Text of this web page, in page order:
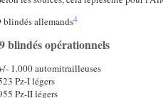
blindés allemands4
blindés opérationnels
1.000 automitrailleuses
Pz-I légers
Pz-II légers